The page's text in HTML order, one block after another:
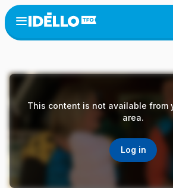
Skip
to
main
Open
menu
This content is not available from
area.
Log in